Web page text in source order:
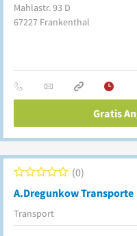
Mahlastr. 93 D
67227 Frankenthal
Gratis
A.Dregunkow Transporte
Transport
0